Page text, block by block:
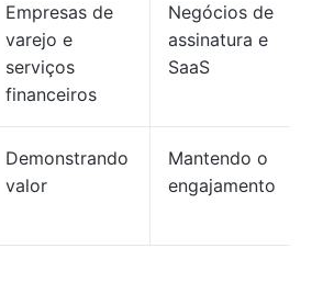
Empresas de
varejo e
serviços
financeiros
Negócios de
assinatura e
SaaS
Demonstrando
valor
Mantendo o
engajamento